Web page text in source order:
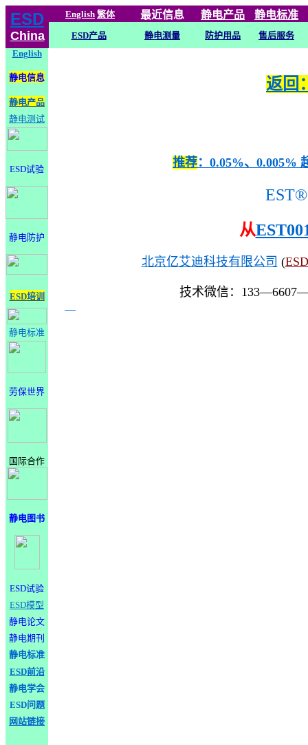
ESD
China
English 繁体 最近信息 静电产品 静电标准
ESD产品 静电测量 防护用品
售后服务
English
静电信息
静电产品
静电测试
ESD试验
静电防护
ESD培训
静电标准
劳保世界
国际合作
静电图书
ESD试验
ESD模型
静电论文
静电期刊
静电标准
ESD前沿
静电学会
ESD问题
网站链接
返回
推荐：0.05%、0.005%
EST®
从
北京亿艾迪科技有限公司 (
技术微信：